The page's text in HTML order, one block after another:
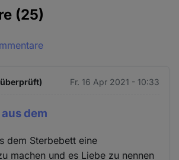
(25)
Fr. 16 Apr 2021 - 10:33
dem
dem Sterbebett eine
machen und es Liebe zu nennen